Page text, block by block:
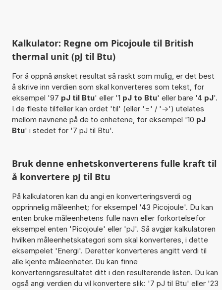
Kalkulator: Regne om Picojoule til British
thermal unit (pJ til Btu)
For å oppnå ønsket resultat så raskt som mulig, er det best
å skrive inn verdien som skal konverteres som tekst, for
eksempel '97 pJ til Btu' eller '1 pJ to Btu' eller bare '4 pJ'.
I de fleste tilfeller kan ordet 'til' (eller '=' / '->') utelates
mellom navnene på de to enhetene, for eksempel '10 pJ
Btu' i stedet for '7 pJ til Btu'.
Bruk denne enhetskonverterens fulle kraft til
å konvertere pJ til Btu
På kalkulatoren kan du angi en konverteringsverdi og
opprinnelig måleenhet; for eksempel '43 Picojoule'. Du kan
enten bruke måleenhetens fulle navn eller forkortelsefor
eksempel enten 'Picojoule' eller 'pJ'. Så avgjør kalkulatoren
hvilken måleenhetskategori som skal konverteres, i dette
eksempelet 'Energi'. Deretter konverteres angitt verdi til
alle kjente måleenheter. Du kan finne
konverteringsresultatet ditt i den resulterende listen. Du kan
også angi verdien du vil konvertere slik: '7 pJ til Btu' eller '23